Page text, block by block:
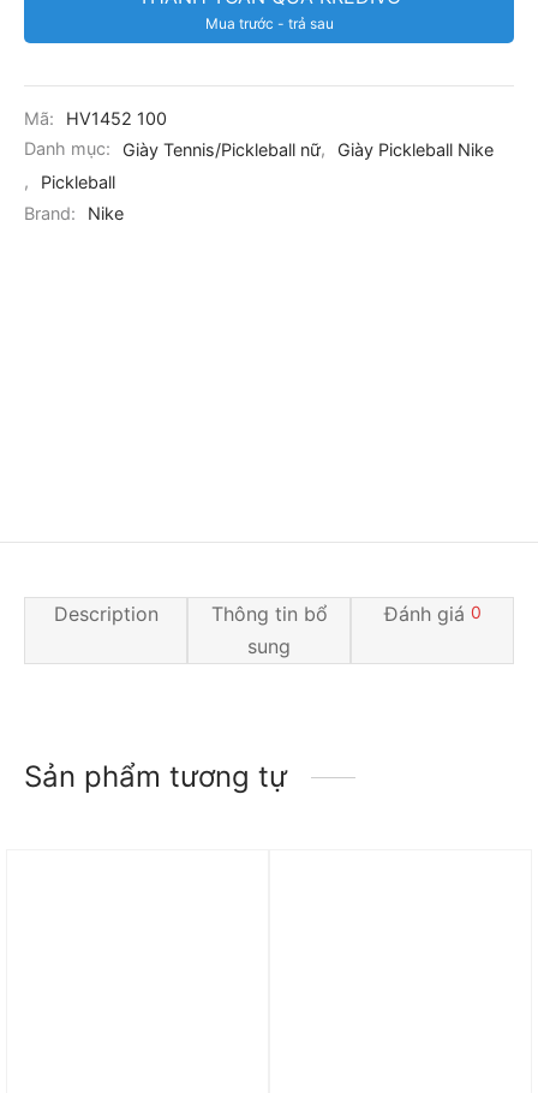
Mua trước - trả sau
Mã:
HV1452 100
Danh mục:
Giày Tennis/Pickleball nữ,
Giày Pickleball Nike
,
Pickleball
Brand:
Nike
Description
Thông tin bổ
sung
Đánh giá 0
Sản phẩm tương tự